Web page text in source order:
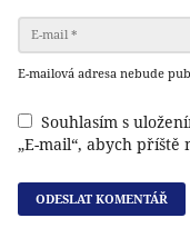
E-mailová adresa nebude
Souhlasím s
„E-mail“, abych